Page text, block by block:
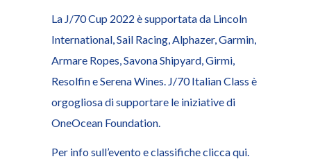
La J/70 Cup 2022 è supportata da Lincoln
International, Sail Racing, Alphazer, Garmin,
Armare Ropes, Savona Shipyard, Girmi,
Resolfin e Serena Wines. J/70 Italian Class è
orgogliosa di supportare le iniziative di
OneOcean Foundation.
Per info sull’evento e classificheclicca qui.